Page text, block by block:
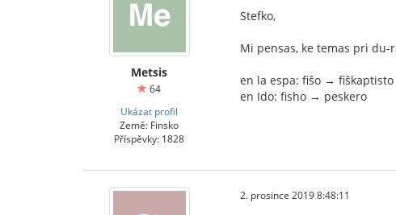
Metsis
64
Ukázat profil
Země: Finsko
Příspěvky: 1828
Stefko,
Mi pensas, ke temas pri du-
en la espa: fiŝo → fiŝkaptisto
en Ido: fisho → peskero
2. prosince 2019 8:48:11